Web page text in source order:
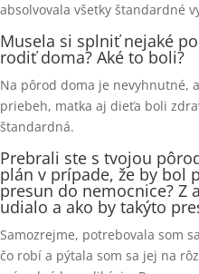
absolvovala všetky štandardné
Musela si splniť nejaké
rodiť doma? Aké to boli?
Na pôrod doma je nevyhnutné,
priebeh, matka aj dieťa boli
štandardná.
Prebrali ste s tvojou
plán v prípade, že by bol
presun do nemocnice? Z
udialo a ako by takýto
Samozrejme, potrebovala som
čo robí a pýtala som sa jej na